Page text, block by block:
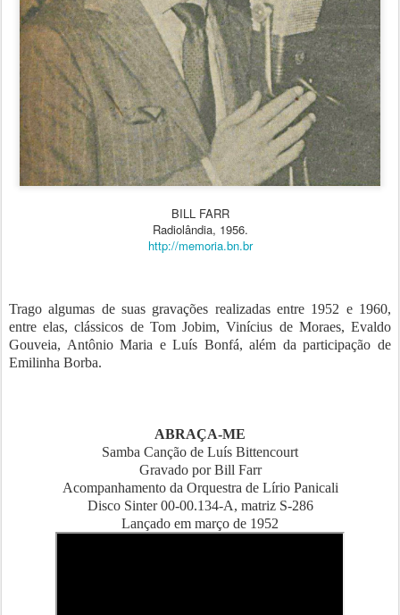
BILL FARR
Radiolândia, 1956.
http://memoria.bn.br
Trago algumas de suas gravações realizadas entre 1952 e 1960,
entre elas, clássicos de Tom Jobim, Vinícius de Moraes, Evaldo
Gouveia, Antônio Maria e Luís Bonfá, além da participação de
Emilinha Borba.
ABRAÇA-ME
Samba Canção de Luís Bittencourt
Gravado por Bill Farr
Acompanhamento da Orquestra de Lírio Panicali
Disco Sinter 00-00.134-A, matriz S-286
Lançado em março de 1952